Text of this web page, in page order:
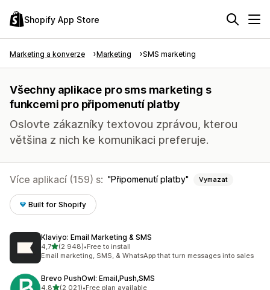
Shopify App Store
Marketing a konverze Marketing SMS marketing
Všechny aplikace pro sms marketing s
funkcemi pro připomenutí platby
Oslovte zákazníky textovou zprávou, kterou
většina z nich ke komunikaci preferuje.
Více aplikací (159) s: Připomenutí platby Vymazat
Built for Shopify
Klaviyo: Email Marketing & SMS
4,7z 5 hvězd
(2 948)
Celkový počet recenzí: 2948
•Free to install
Email marketing, SMS, & WhatsApp that turn messages into sales
Brevo PushOwl: Email,Push,SMS
4,8z 5 hvězd
(2 021)•Free plan available